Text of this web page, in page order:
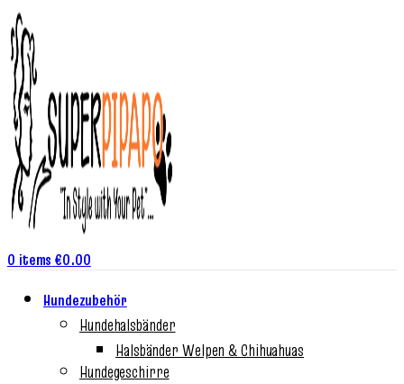
0 items €0.00
Hundezubehör
Hundehalsbänder
Halsbänder Welpen & Chihuahuas
Hundegeschirre